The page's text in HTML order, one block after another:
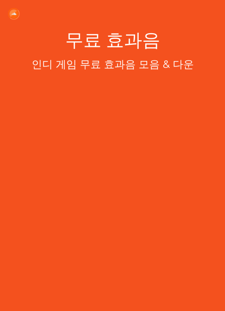
무료 효과음
인디 게임 무료 효과음 모음 & 다운